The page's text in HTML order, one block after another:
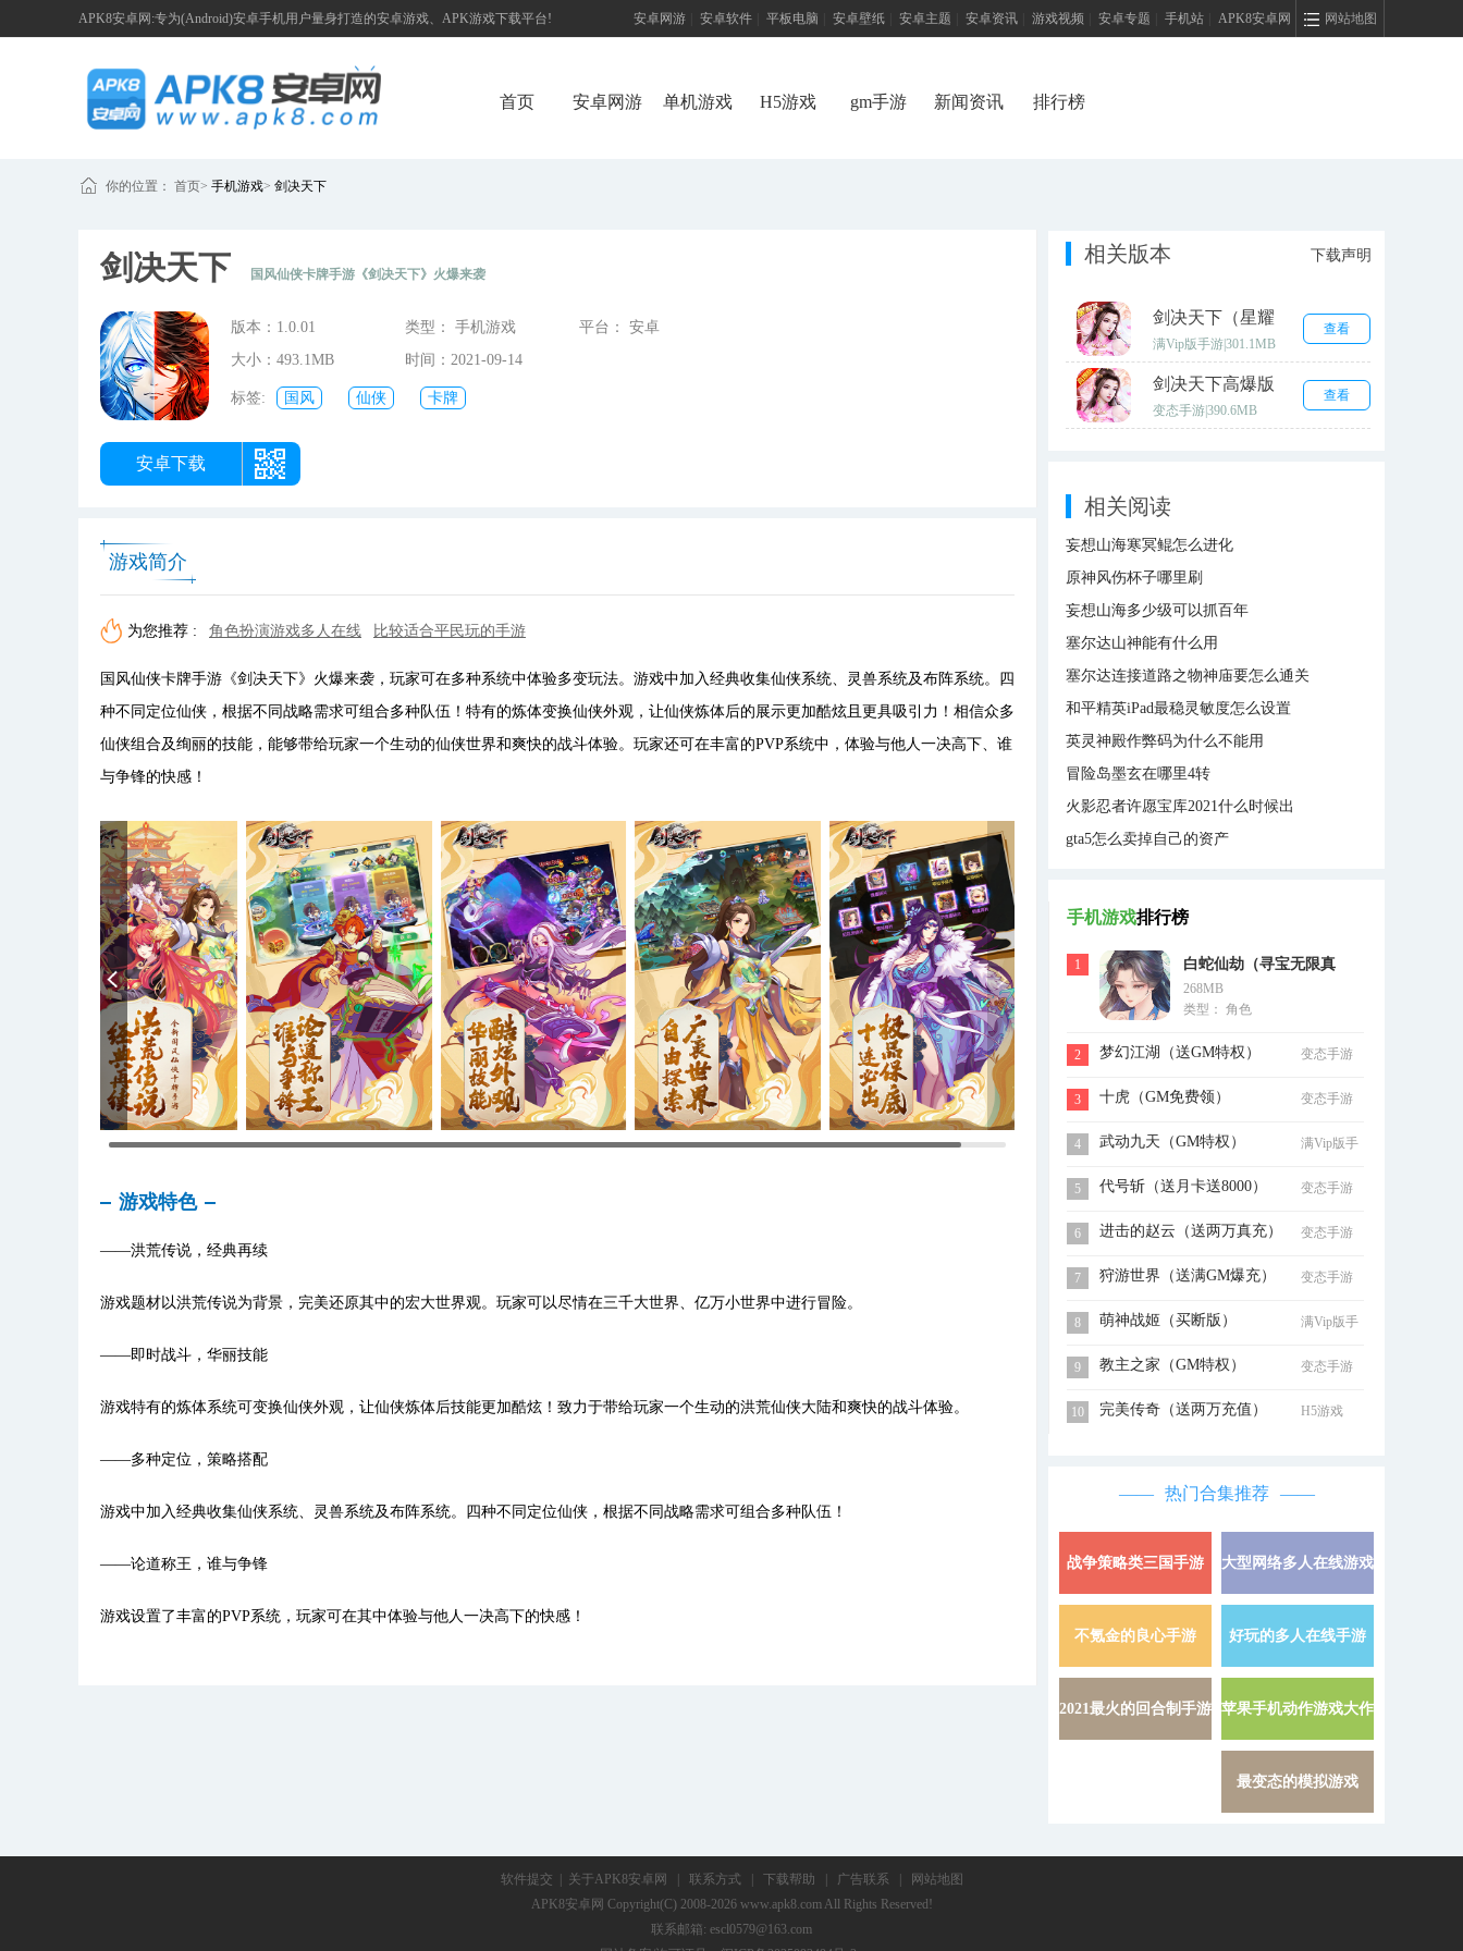
APK8安卓网:专为(Android)安卓手机用户量身打造的安卓游戏、APK游戏下载平台! 网站地图
安卓网游 安卓软件 平板电脑 安卓壁纸 安卓主题 安卓资讯 游戏视频 安卓专题 手机站 APK8安卓网
首页 安卓网游 单机游戏 H5游戏 gm手游 新闻资讯 排行榜
你的位置： 首页> 手机游戏> 剑决天下
剑决天下 国风仙侠卡牌手游《剑决天下》火爆来袭
版本：1.0.01 类型： 手机游戏
平台： 安卓
大小：493.1MB
时间：2021-09-14
13:49:50
标签: 国风 仙侠 卡牌
安卓下载
游戏简介
为您推荐 : 角色扮演游戏多人在线 比较适合平民玩的手游
国风仙侠卡牌手游《剑决天下》火爆来袭，玩家可在多种系统中体验多变玩法。游戏中加入经典收集仙侠系统、灵兽系统及布阵系统。四
种不同定位仙侠，根据不同战略需求可组合多种队伍！特有的炼体变换仙侠外观，让仙侠炼体后的展示更加酷炫且更具吸引力！相信众多
仙侠组合及绚丽的技能，能够带给玩家一个生动的仙侠世界和爽快的战斗体验。玩家还可在丰富的PVP系统中，体验与他人一决高下、谁
与争锋的快感！
游戏特色
——洪荒传说，经典再续
游戏题材以洪荒传说为背景，完美还原其中的宏大世界观。玩家可以尽情在三千大世界、亿万小世界中进行冒险。
——即时战斗，华丽技能
游戏特有的炼体系统可变换仙侠外观，让仙侠炼体后技能更加酷炫！致力于带给玩家一个生动的洪荒仙侠大陆和爽快的战斗体验。
——多种定位，策略搭配
游戏中加入经典收集仙侠系统、灵兽系统及布阵系统。四种不同定位仙侠，根据不同战略需求可组合多种队伍！
——论道称王，谁与争锋
游戏设置了丰富的PVP系统，玩家可在其中体验与他人一决高下的快感！
相关版本 下载声明
剑决天下（星耀
版）
满Vip版手游301.1MB
查看
剑决天下高爆版
变态手游390.6MB
查看
相关阅读
妄想山海寒冥鲲怎么进化
原神风伤杯子哪里刷
妄想山海多少级可以抓百年
塞尔达山神能有什么用
塞尔达连接道路之物神庙要怎么通关
和平精英iPad最稳灵敏度怎么设置
英灵神殿作弊码为什么不能用
冒险岛墨玄在哪里4转
火影忍者许愿宝库2021什么时候出
gta5怎么卖掉自己的资产
手机游戏排行榜
1
白蛇仙劫（寻宝无限真
充）
268MB
类型： 角色
2 梦幻江湖（送GM特权） 变态手游
3 十虎（GM免费领） 变态手游
4 武动九天（GM特权）
满Vip版手
5
代号斩（送月卡送8000） 变态手游
6 进击的赵云（送两万真充） 变态手游
7 狩游世界（送满GM爆充） 变态手游
8 萌神战姬（买断版）
满Vip版手
9
教主之家（GM特权） 变态手游
10 完美传奇（送两万充值） H5游戏
热门合集推荐
战争策略类三国手游 详情 »
大型网络多人在线游戏
不氪金的良心手游 详情 »
好玩的多人在线手游
2021最火的回合制手游 详情 »
苹果手机动作游戏大作
最变态的模拟游戏
软件提交 关于APK8安卓网 联系方式 下载帮助 广告联系
网站地图
APK8安卓网 Copyright(C) 2008-2026 www.apk8.com All Rights Reserved!
联系邮箱: escl0579@163.com